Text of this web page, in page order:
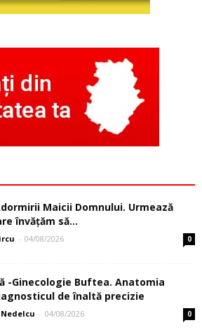
Maicii Domnului. Urmează
învăţăm să...
- 04/08/2026 0
-Ginecologie Buftea. Anatomia
de înaltă precizie
- 04/08/2026 0